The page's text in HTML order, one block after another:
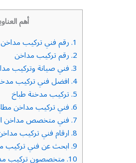
أهم
1. رقم فني تركيب
2. رقم تركيب مداخن
3. فني صيانة وتركيب
4. افضل فني تركيب
5. تركيب مدخنة طباخ
6. فني تركيب مداخن
7. فني متخصص مداخن
8. ارقام فني تركيب
9. ابحث عن فني تركيب
10. متخصصون تركيب